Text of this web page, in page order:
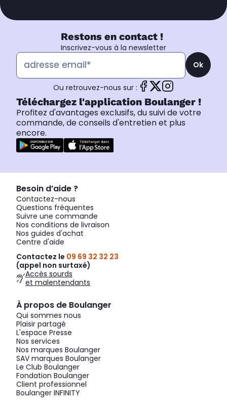
Restons en contact !
Inscrivez-vous à la newsletter
Ok
Ou retrouvez-nous sur :
Téléchargez l'application Boulanger !
Profitez d'avantages exclusifs, du suivi de votre
commande, de conseils d'entretien et plus
encore.
Besoin d’aide ?
Contactez-nous
Questions fréquentes
Suivre une commande
Nos conditions de livraison
Nos guides d'achat
Centre d'aide
Contactez le 09 69 32 32 23
(appel non surtaxé)
Accès sourds
et malentendants
À propos de Boulanger
Qui sommes nous
Plaisir partagé
L'espace Presse
Nos services
Nos marques Boulanger
SAV marques Boulanger
Le Club Boulanger
Fondation Boulanger
Client professionnel
Boulanger INFINITY